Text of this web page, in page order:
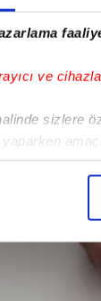
ve
sizlere
gelen
için